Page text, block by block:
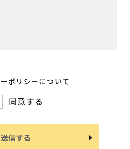
ポリシーについて
同意する